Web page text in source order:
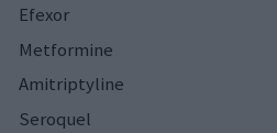
Efexor
Metformine
Amitriptyline
Seroquel